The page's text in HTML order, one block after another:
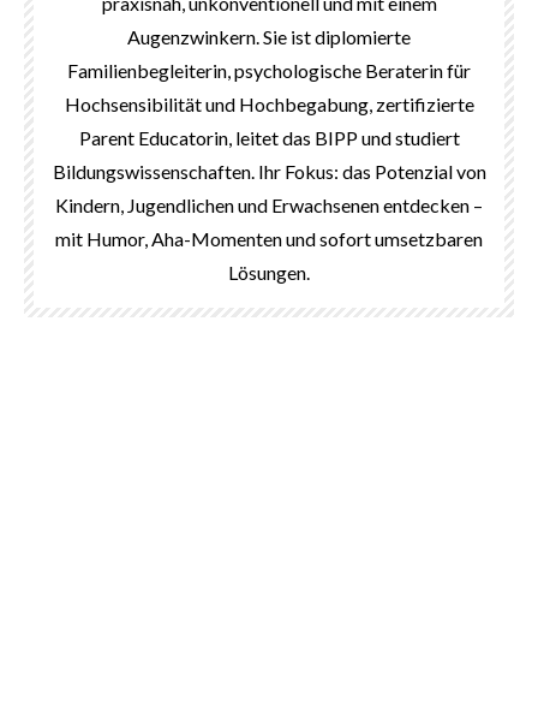
Augenzwinkern. Sie ist diplomierte
Familienbegleiterin, psychologische Beraterin für
Hochsensibilität und Hochbegabung, zertifizierte
Parent Educatorin, leitet das BIPP und studiert
Bildungswissenschaften. Ihr Fokus: das Potenzial von
Kindern, Jugendlichen und Erwachsenen entdecken –
mit Humor, Aha-Momenten und sofort umsetzbaren
Lösungen.